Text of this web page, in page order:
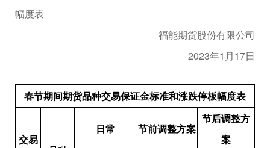
幅度表
福能期货股份有限公司
2023年1 月17日
春节期间期货品种交易保证金标准和涨跌停板幅度表
交易
日常 节前调整方案
节后调整方
案